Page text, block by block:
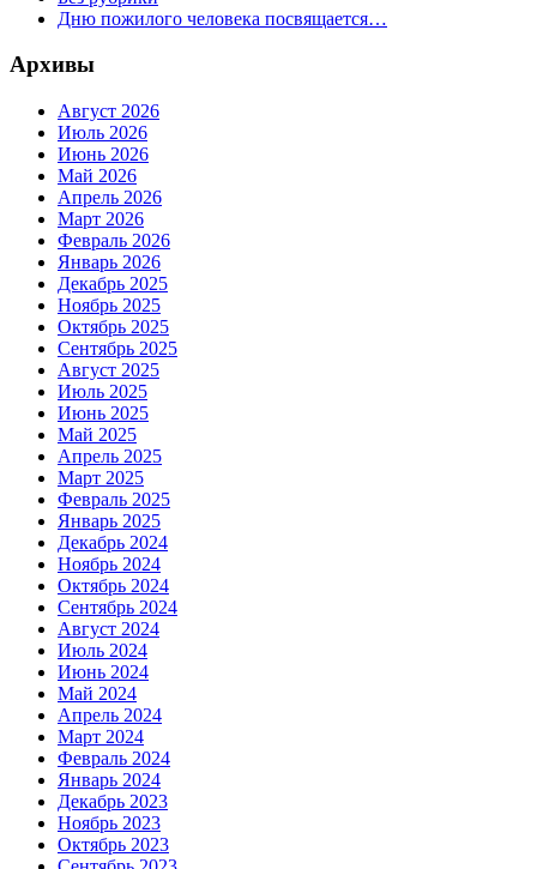
Дню пожилого человека посвящается…
Архивы
Август 2026
Июль 2026
Июнь 2026
Май 2026
Апрель 2026
Март 2026
Февраль 2026
Январь 2026
Декабрь 2025
Ноябрь 2025
Октябрь 2025
Сентябрь 2025
Август 2025
Июль 2025
Июнь 2025
Май 2025
Апрель 2025
Март 2025
Февраль 2025
Январь 2025
Декабрь 2024
Ноябрь 2024
Октябрь 2024
Сентябрь 2024
Август 2024
Июль 2024
Июнь 2024
Май 2024
Апрель 2024
Март 2024
Февраль 2024
Январь 2024
Декабрь 2023
Ноябрь 2023
Октябрь 2023